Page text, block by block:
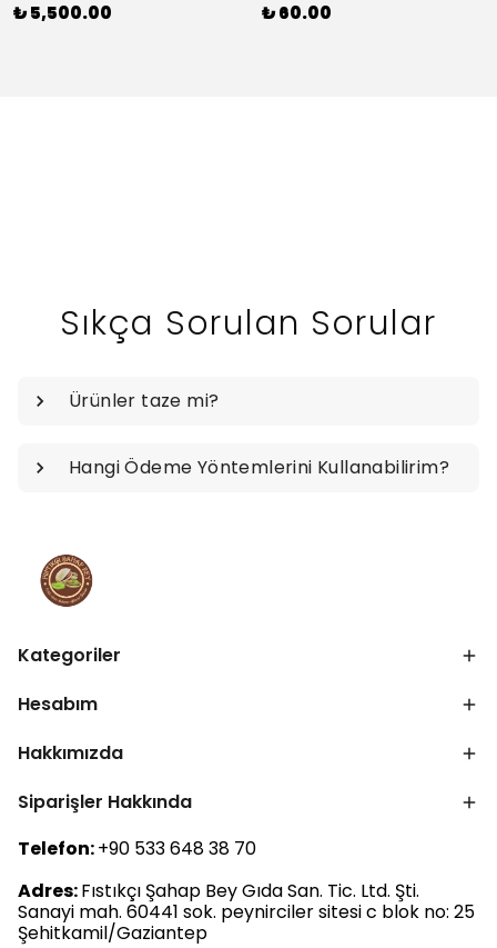
₺ 5,500.00 ₺ 60.00
Sıkça Sorulan Sorular
Ürünler taze mi?
Hangi Ödeme Yöntemlerini Kullanabilirim?
Kategoriler
Hesabım
Hakkımızda
Siparişler Hakkında
Telefon:+90 533 648 38 70
Adres:Fıstıkçı Şahap Bey Gıda San. Tic. Ltd. Şti.
Sanayi mah. 60441 sok. peynirciler sitesi c blok no: 25
Şehitkamil/Gaziantep